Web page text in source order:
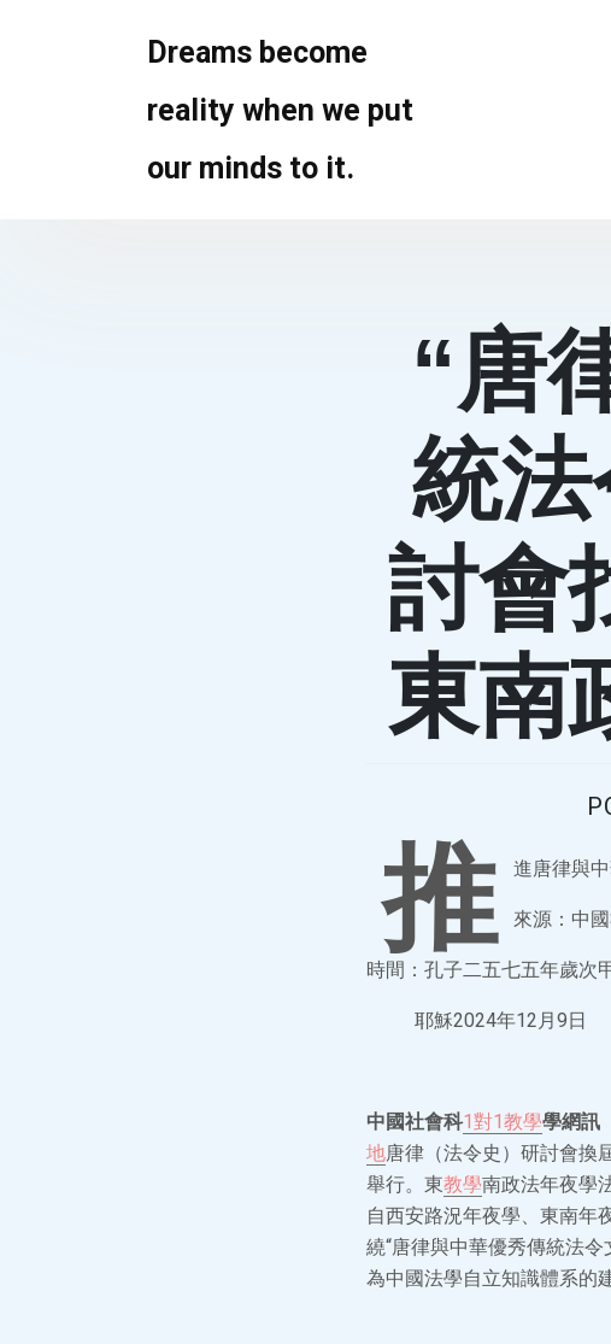
Dreams become
reality when we put
our minds to it.
“唐
統
討會
東南
推 進唐律與
來源：中
時間：孔子二五七五年歲次
耶穌2024年12月9日
中國社會科1對1教學學網訊
地唐律（法令史）研討會換
舉行。東教學南政法年夜學
自西安路況年夜學、東南年
繞“唐律與中華優秀傳統法
為中國法學自立知識體系的